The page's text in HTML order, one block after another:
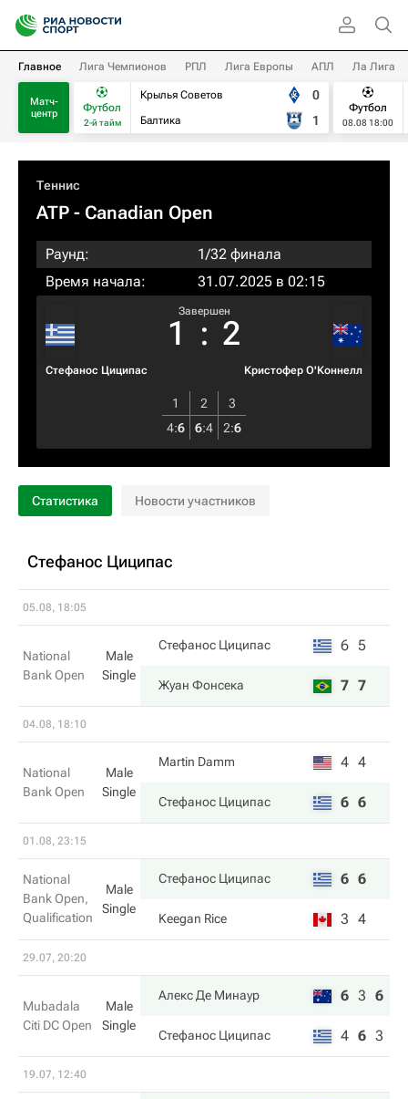
Главное Лига Чемпионов РПЛ Лига Европы АПЛ Ла Лига
Матч-
центр
Футбол
2-й тайм
Крылья Советов
Балтика
0
1
Футбол
08.08 18:00
Теннис
ATP - Canadian Open
Раунд:
1/32 финала
Время начала:
31.07.2025 в 02:15
Стефанос Циципас
Завершен
1 : 2
Кристофер О'Коннелл
1 2
3
4:6 6:4 2:6
Статистика Новости участников
Стефанос Циципас
05.08, 18:05
National
Bank Open
Male
Single
Стефанос Циципас 6 5
Жуан Фонсека 7 7
04.08, 18:10
National
Bank Open
Male
Single
Martin Damm 4 4
Стефанос Циципас 6 6
01.08, 23:15
National
Bank Open,
Qualification
Male
Single
Стефанос Циципас 6 6
Keegan Rice 3 4
29.07, 20:20
Mubadala
Citi DC Open
Male
Single
Алекс Де Минаур 6 3 6
Стефанос Циципас 4 6 3
19.07, 12:40